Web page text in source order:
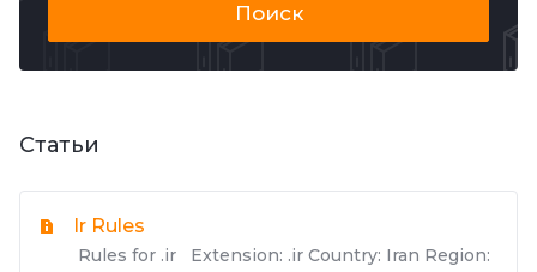
Поиск
Статьи
Ir Rules
Rules for .ir Extension: .ir Country: Iran Region: